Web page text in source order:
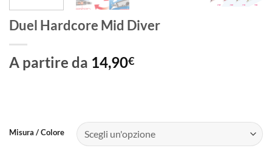
Duel Hardcore Mid Diver
A partire da 14,90€
Misura / Colore